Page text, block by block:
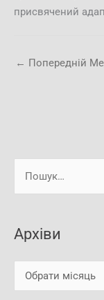
присвячений
← Попередній
а
т
Архіви